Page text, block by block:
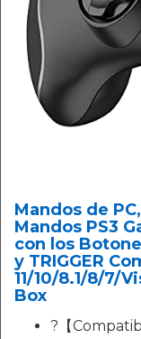
Mandos de
Mandos PS3
con los
y TRIGGER
11/10/8.1/8/7/
Box
?【